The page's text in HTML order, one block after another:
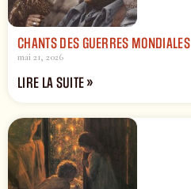
CHANTS DES GUERRES MONDIALES
mai 21, 2026
LIRE LA SUITE »